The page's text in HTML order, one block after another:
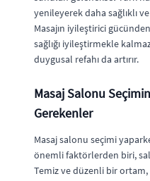
yenileyerek daha sağlıklı
Masajın iyileştirici
sağlığı iyileştirmekle
duygusal refahı da artırır.
Masaj Salonu
Gerekenler
Masaj salonu seçimi
önemli faktörlerden biri,
Temiz ve düzenli bir ortam,